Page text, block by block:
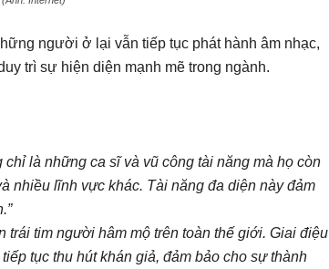
người ở lại vẫn tiếp tục phát hành âm nhạc,
trì sự hiện diện mạnh mẽ trong ngành.
là những ca sĩ và vũ công tài năng mà họ còn
nhiều lĩnh vực khác. Tài năng đa diện này đảm
trái tim người hâm mộ trên toàn thế giới. Giai điệu
tục thu hút khán giả, đảm bảo cho sự thành